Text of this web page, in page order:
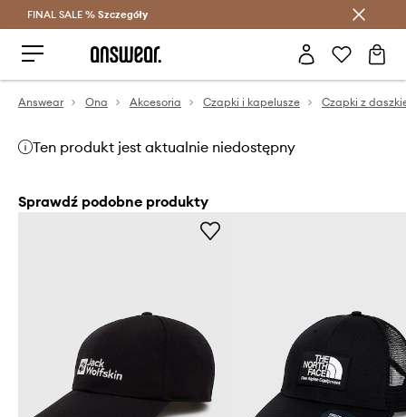
Oszczędzaj z Answear Club >
FINAL SALE % Szczegóły
Answear Ona Akcesoria Czapki i kapelusze Czapki z
Ten produkt jest aktualnie niedostępny
Sprawdź podobne produkty